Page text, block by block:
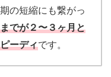
の短縮にも繋がっ
でが２〜３ヶ月と
ーディです。